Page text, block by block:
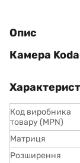
Опис
Камера
Код виробника
товару (MPN)
Матриця
Розширення